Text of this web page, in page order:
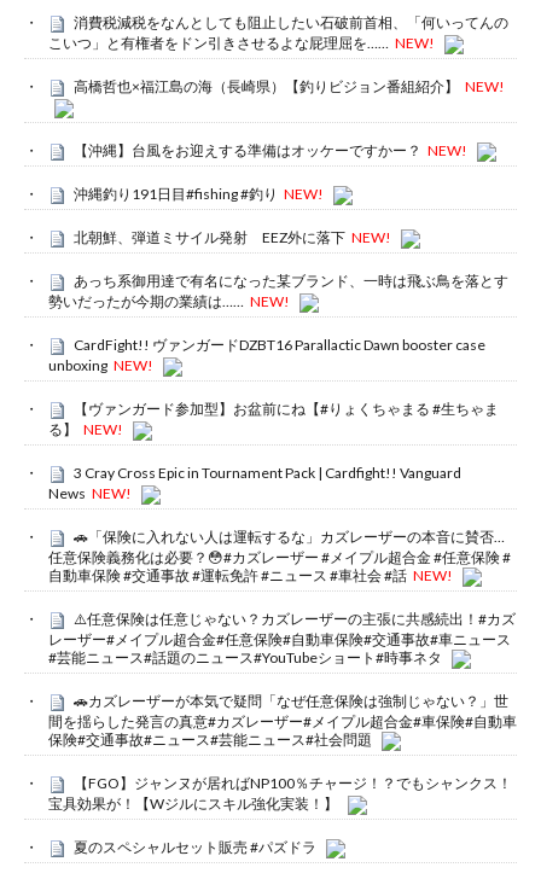
消費税減税をなんとしても阻止したい石破前首相、「何いってんの
こいつ」と有権者をドン引きさせるよな屁理屈を…… NEW!
高橋哲也×福江島の海（長崎県）【釣りビジョン番組紹介】 NEW!
【沖縄】台風をお迎えする準備はオッケーですかー？ NEW!
沖縄釣り191日目#fishing #釣り NEW!
北朝鮮、弾道ミサイル発射 EEZ外に落下 NEW!
あっち系御用達で有名になった某ブランド、一時は飛ぶ鳥を落とす
勢いだったが今期の業績は…… NEW!
CardFight!! ヴァンガードDZBT16 Parallactic Dawn booster case
unboxing NEW!
【ヴァンガード参加型】お盆前にね【#りょくちゃまる #生ちゃま
る】
NEW!
3 Cray Cross Epic in Tournament Pack | Cardfight!! Vanguard
News NEW!
🚗「保険に入れない人は運転するな」カズレーザーの本音に賛否…
任意保険義務化は必要？😳#カズレーザー #メイプル超合金 #任意保険 #
自動車保険 #交通事故 #運転免許 #ニュース #車社会 #話 NEW!
⚠️任意保険は任意じゃない？カズレーザーの主張に共感続出！#カズ
レーザー#メイプル超合金#任意保険#自動車保険#交通事故#車ニュース
#芸能ニュース#話題のニュース#YouTubeショート#時事ネタ
🚗カズレーザーが本気で疑問「なぜ任意保険は強制じゃない？」世
間を揺らした発言の真意#カズレーザー#メイプル超合金#車保険#自動車
保険#交通事故#ニュース#芸能ニュース#社会問題
【FGO】ジャンヌが居ればNP100％チャージ！？でもシャンクス！
宝具効果が！【Wジルにスキル強化実装！】
夏のスペシャルセット販売 #パズドラ